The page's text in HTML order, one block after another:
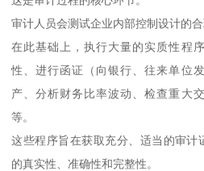
审计人员会测试企业内部控制设计的合
在此基础上，执行大量的实质性程
性、进行函证（向银行、往来单位
产、分析财务比率波动、检查重大
等。
这些程序旨在获取充分、适当的审计
的真实性、准确性和完整性。